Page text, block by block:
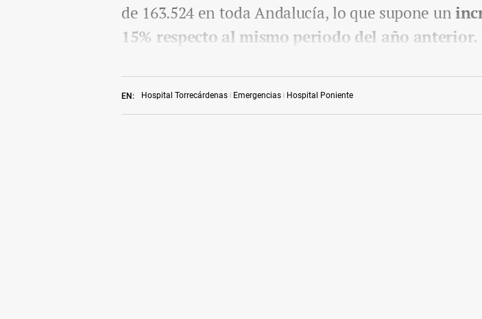
EN: Hospital Torrecárdenas Emergencias Hospital Poniente
de 163.524 en toda Andalucía, lo que supone un
15% respecto al mismo periodo del año anterior.